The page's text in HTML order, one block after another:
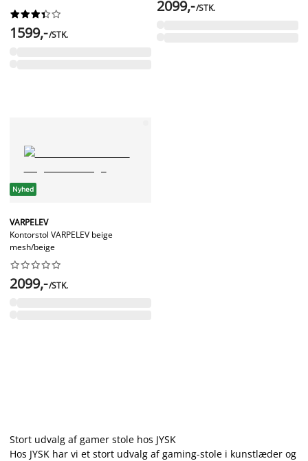






1599,-/STK.
2099,-/STK.
Nyhed
VARPELEV
Kontorstol VARPELEV beige
mesh/beige






2099,-/STK.
Stort udvalg af gamer stole hos JYSK
Hos JYSK har vi et stort udvalg af gaming-stole i kunstlæder og